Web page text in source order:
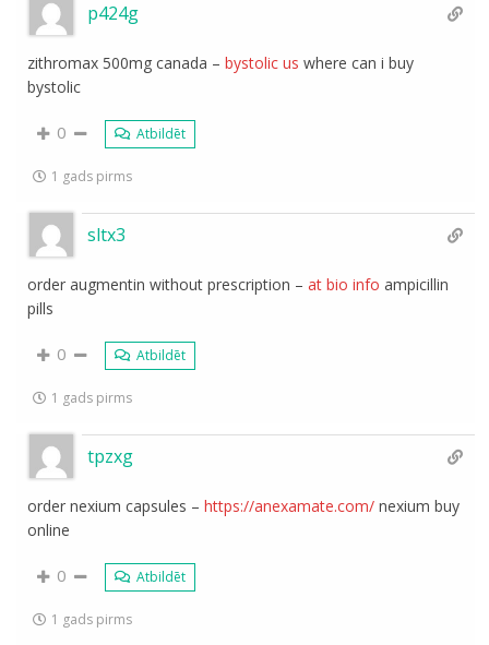
p424g
zithromax 500mg canada –bystolic us where can i buy
bystolic
0 Atbildēt
1 gads pirms
sltx3
order augmentin without prescription –at bio info ampicillin
pills
0 Atbildēt
1 gads pirms
tpzxg
order nexium capsules –https://anexamate.com/ nexium buy
online
0 Atbildēt
1 gads pirms